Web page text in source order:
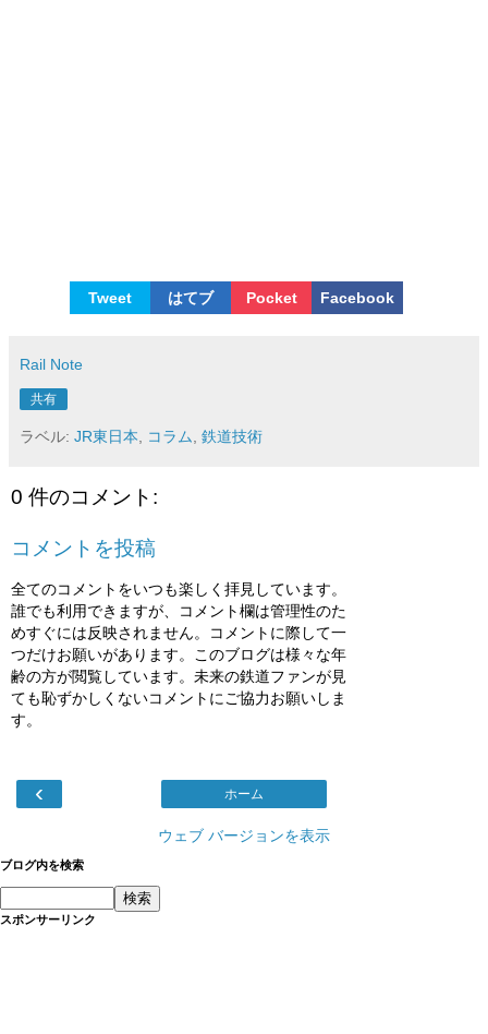
Tweet はてブ Pocket Facebook
Rail Note
共有
ラベル: JR東日本, コラム, 鉄道技術
0 件のコメント:
コメントを投稿
全てのコメントをいつも楽しく拝見しています。
誰でも利用できますが、コメント欄は管理性のた
めすぐには反映されません。コメントに際して一
つだけお願いがあります。このブログは様々な年
齢の方が閲覧しています。未来の鉄道ファンが見
ても恥ずかしくないコメントにご協力お願いしま
す。
‹ ホーム
ウェブ バージョンを表示
ブログ内を検索
スポンサーリンク